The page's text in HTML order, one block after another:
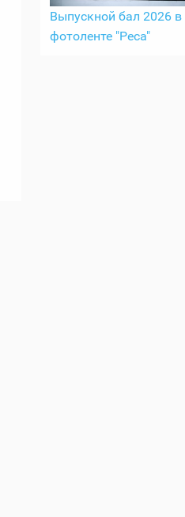
Выпускной бал 2026 в
фотоленте "Реса"